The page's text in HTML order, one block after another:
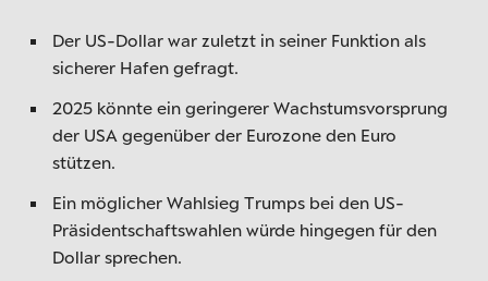
Der US-Dollar war zuletzt in seiner Funktion als
sicherer Hafen gefragt.
2025 könnte ein geringerer Wachstumsvorsprung
der USA gegenüber der Eurozone den Euro
stützen.
Ein möglicher Wahlsieg Trumps bei den US-
Präsidentschaftswahlen würde hingegen für den
Dollar sprechen.